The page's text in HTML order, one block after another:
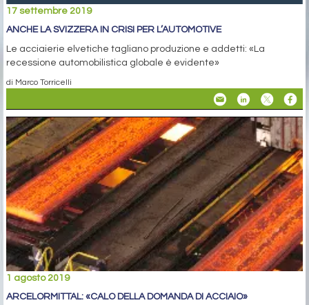
17 settembre 2019
ANCHE LA SVIZZERA IN CRISI PER L’AUTOMOTIVE
Le acciaierie elvetiche tagliano produzione e addetti: «La
recessione automobilistica globale è evidente»
di Marco Torricelli
1 agosto 2019
ARCELORMITTAL: «CALO DELLA DOMANDA DI ACCIAIO»